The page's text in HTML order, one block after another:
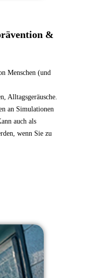
&
Menschen (und
Alltagsgeräusche.
an Simulationen
auch als
wenn Sie zu